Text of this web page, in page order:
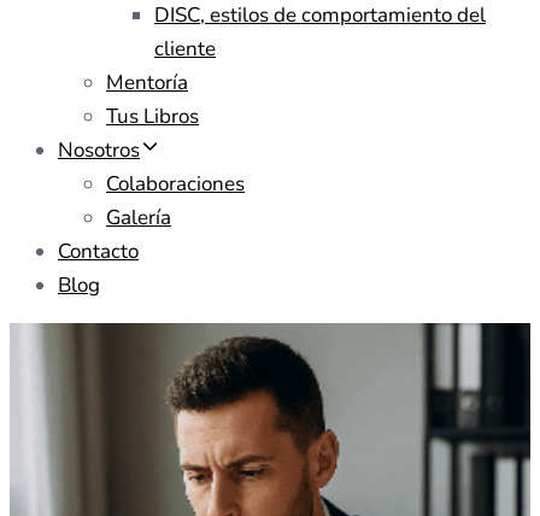
DISC, estilos de comportamiento del
cliente
Mentoría
Tus Libros
Nosotros
Colaboraciones
Galería
Contacto
Blog